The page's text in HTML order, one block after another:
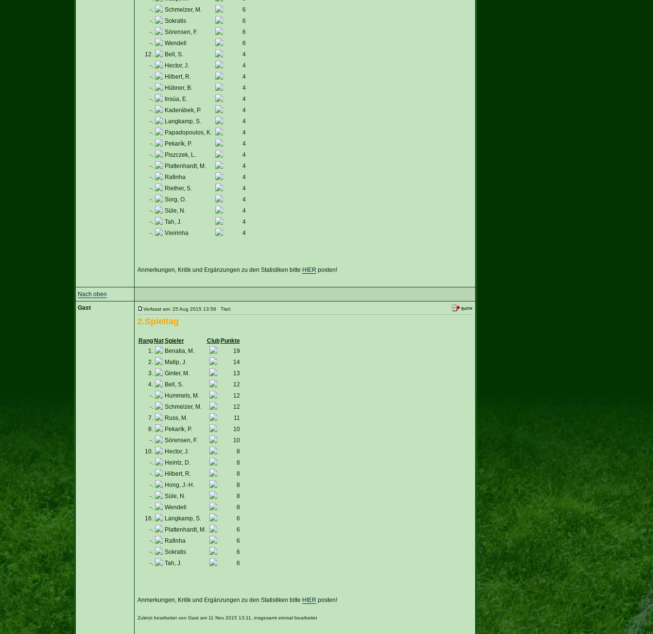
-.
Schmelzer, M.
6
-.
Sokratis
6
-.
Sörensen, F.
6
-.
Wendell
6
12.
Bell, S.
4
-.
Hector, J.
4
-.
Hilbert, R.
4
-.
Hübner, B.
4
-.
Insúa, E.
4
-.
Kaderábek, P.
4
-.
Langkamp, S.
4
-.
Papadopoulos, K.
4
-.
Pekarík, P.
4
-.
Piszczek, L.
4
-.
Plattenhardt, M.
4
-.
Rafinha
4
-.
Riether, S.
4
-.
Sorg, O.
4
-.
Süle, N.
4
-.
Tah, J.
4
-.
Vieirinha 4
Anmerkungen, Kritik und Ergänzungen zu den Statistiken bitte HIER posten!
Nach oben
Gast
Verfasst am: 25 Aug 2015 13:58 Titel:
2.Spieltag
RangNatSpieler ClubPunkte
1.
Benatia, M.
19
2.
Matip, J.
14
3.
Ginter, M.
13
4.
Bell, S.
12
-.
Hummels, M.
12
-.
Schmelzer, M.
12
7.
Russ, M.
11
8.
Pekarík, P.
10
-.
Sörensen, F.
10
10.
Hector, J.
8
-.
Heintz, D.
8
-.
Hilbert, R.
8
-.
Hong, J.-H.
8
-.
Süle, N.
8
-.
Wendell
8
16.
Langkamp, S.
6
-.
Plattenhardt, M.
6
-.
Rafinha
6
-.
Sokratis
6
-.
Tah, J. 6
Anmerkungen, Kritik und Ergänzungen zu den Statistiken bitte HIER posten!
Zuletzt bearbeitet von Gast am 11 Nov 2015 13:11, insgesamt einmal bearbeitet